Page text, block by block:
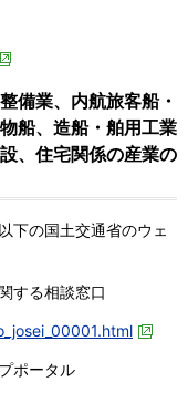
備業、内航旅客船・
船、造船・舶用工業
、住宅関係の産業の
下の国土交通省のウェ
する相談窓口
ポータル